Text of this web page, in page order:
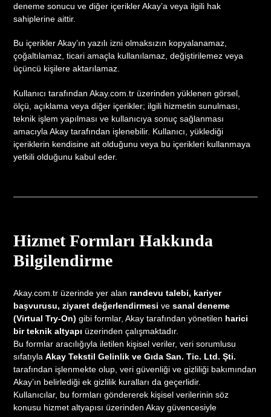
deneme sonucu ve diğer içerikler Akay’a veya ilgili hak
sahiplerine aittir.
Bu içerikler Akay’ın yazılı izni olmaksızın kopyalanamaz,
çoğaltılamaz, ticari amaçla kullanılamaz, değiştirilemez veya
üçüncü kişilere aktarılamaz.
Kullanıcı tarafından Akay.com.tr üzerinden yüklenen görsel,
ölçü, açıklama veya diğer içerikler; ilgili hizmetin sunulması,
teknik işlem yapılması ve kullanıcıya sonuç sağlanması
amacıyla Akay tarafından işlenebilir. Kullanıcı, yüklediği
içeriklerin kendisine ait olduğunu veya bu içerikleri kullanmaya
yetkili olduğunu kabul eder.
Hizmet Formları Hakkında
Bilgilendirme
Akay.com.tr üzerinde yer alan randevu talebi, kariyer
başvurusu, ziyaret değerlendirmesi ve sanal deneme
(Virtual Try-On) gibi formlar, Akay tarafından yönetilen harici
bir teknik altyapı üzerinden çalışmaktadır.
Bu formlar aracılığıyla iletilen kişisel veriler, veri sorumlusu
sıfatıyla Akay Tekstil Gelinlik ve Gıda San. Tic. Ltd. Şti.
tarafından işlenmekte olup, veri güvenliği ve gizliliği bakımından
Akay’ın belirlediği ek gizlilik kuralları da geçerlidir.
Kullanıcılar, bu formları göndererek kişisel verilerinin söz
konusu hizmet altyapısı üzerinden Akay güvencesiyle